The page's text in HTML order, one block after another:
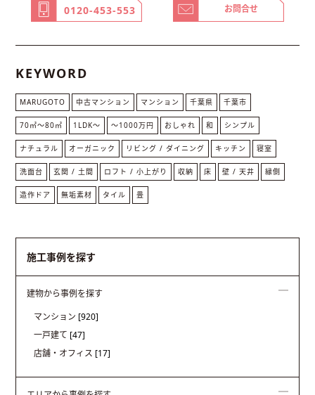
0120-453-553 お問合せ
KEYWORD
MARUGOTO 中古マンション マンション 千葉県 千葉市
70㎡〜80㎡ 1LDK〜 〜1000万円 おしゃれ 和 シンプル
ナチュラル オーガニック リビング / ダイニング キッチン 寝室
洗面台 玄関 / 土間 ロフト / 小上がり 収納 床 壁 / 天井 縁側
造作ドア 無垢素材 タイル 畳
施工事例を探す
建物から事例を探す
マンション [920]
一戸建て [47]
店舗・オフィス [17]